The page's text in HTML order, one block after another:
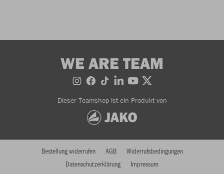
WE ARE TEAM
Dieser Teamshop ist ein Produkt von
Bestellung widerrufen AGB
Widerrufsbedingungen
Datenschutzerklärung
Impressum